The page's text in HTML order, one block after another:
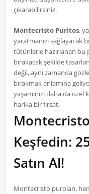
çıkarabilirsiniz.
Montecristo Puritos,
yaratmanızı sağlayacak
tütünlerle hazırlanan bu
bırakacak şekilde
değil, aynı zamanda
bırakmak anlamına
yaşamınızı daha da
harika bir fırsat.
Keşfedin:
Satın Al!
Montecristo puroları,